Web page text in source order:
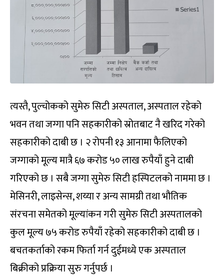
त्यस्तै, पुल्चोकको सुमेरु सिटी अस्पताल, अस्पताल रहेको
भवन तथा जग्गा पनि सहकारीको स्रोतबाट नै खरिद गरेको
सहकारीको दाबी छ । २ रोपनी १३ आनामा फैलिएको
जग्गाको मूल्य मात्रै ६७ करोड ५० लाख रुपैयाँ हुने दाबी
गरिएको छ । सबै जग्गा सुमेरु सिटी हस्पिटलको नाममा छ ।
मेसिनरी, लाइसेन्स, शय्या र अन्य सामग्री तथा भौतिक
संरचना समेतको मूल्यांकन गरी सुमेरु सिटी अस्पतालको
कुल मूल्य ७५ करोड रुपैयाँ रहेको सहकारीको दाबी छ ।
बचतकर्ताको रकम फिर्ता गर्न दुईमध्ये एक अस्पताल
बिक्रीको प्रक्रिया सुरु गर्नुपर्छ ।